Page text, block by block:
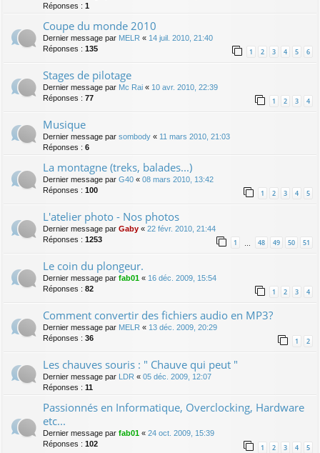
Réponses : 1
Coupe du monde 2010
Dernier message par MELR « 14 juil. 2010, 21:40
Réponses : 135 1 2 3 4 5 6
Stages de pilotage
Dernier message par Mc Rai « 10 avr. 2010, 22:39
Réponses : 77 1 2 3 4
Musique
Dernier message par sombody « 11 mars 2010, 21:03
Réponses : 6
La montagne (treks, balades...)
Dernier message par G40 « 08 mars 2010, 13:42
Réponses : 100 1 2 3 4 5
L'atelier photo - Nos photos
Dernier message par Gaby « 22 févr. 2010, 21:44
Réponses : 1253 1 … 48 49 50 51
Le coin du plongeur.
Dernier message par fab01 « 16 déc. 2009, 15:54
Réponses : 82 1 2 3 4
Comment convertir des fichiers audio en MP3?
Dernier message par MELR « 13 déc. 2009, 20:29
Réponses : 36 1 2
Les chauves souris : " Chauve qui peut "
Dernier message par LDR « 05 déc. 2009, 12:07
Réponses : 11
Passionnés en Informatique, Overclocking, Hardware
etc...
Dernier message par fab01 « 24 oct. 2009, 15:39
Réponses : 102 1 2 3 4 5